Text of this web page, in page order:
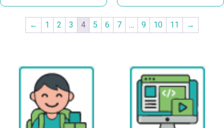
← 1 2 3 4 5 6 7 … 9 10 11 →